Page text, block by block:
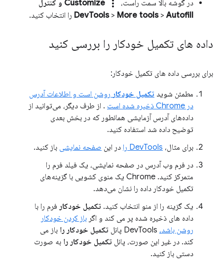
در گوشه بالا سمت راست، more_vert
Customize و کنترل
DevTools> More tools>Autofill را انتخاب کنید.
داده های تکمیل خودکار را بررسی کنید
برای بررسی داده های تکمیل خودکار:
مطمئن شوید تکمیل خودکار روشن است و اطلاعات آدرس
در Chrome ذخیره شده است
. از طرف دیگر، می‌توانید از
داده‌های آدرس آزمایشی همانطور که در بخش بعدی
توضیح داده شد استفاده کنید.
برای مثال، DevTools را در این صفحه نمایشی باز کنید.
در فرم وب آدرس در صفحه نمایشی، یک فیلد فرم را
متمرکز کنید. Chrome یک منوی کشویی با گزینه‌های
تکمیل خودکار داده را نشان می‌دهد.
یک گزینه را از منو انتخاب کنید. تکمیل خودکار فرم را با
داده های ذخیره شده پر می کند و اگر باز کردن خودکار
روشن باشد،
تکمیل خودکار را باز می
کند. در غیر این صورت، پانل تکمیل خودکار را به صورت
دستی باز کنید.